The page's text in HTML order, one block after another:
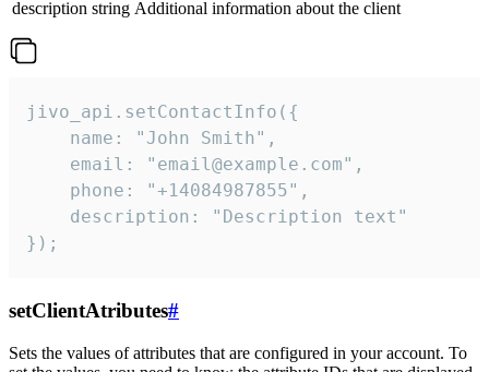
description string Additional information about the client
jivo_api.setContactInfo({
    name: "John Smith",
    email: "email@example.com",
    phone: "+14084987855",
    description: "Description text"
});
setClientAtributes#
Sets the values ​​of attributes that are configured in your account. To